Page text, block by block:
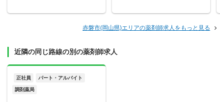
赤磐市(岡山県)エリアの薬剤師求人をもっと見る
近隣の同じ路線の別の薬剤師求人
正社員 パート・アルバイト
調剤薬局